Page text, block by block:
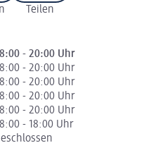
Teilen
- 20:00 Uhr
- 20:00 Uhr
- 20:00 Uhr
- 20:00 Uhr
- 20:00 Uhr
- 18:00 Uhr